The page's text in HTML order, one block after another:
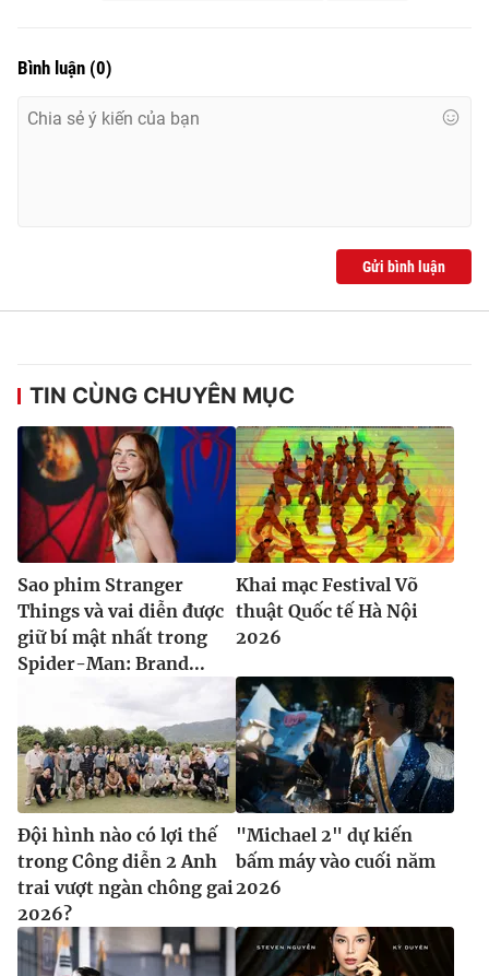
Bình luận (0)
Gửi bình luận
TIN CÙNG CHUYÊN MỤC
Sao phim Stranger
Things và vai diễn được
giữ bí mật nhất trong
Spider-Man: Brand...
Khai mạc Festival Võ
thuật Quốc tế Hà Nội
2026
Đội hình nào có lợi thế
trong Công diễn 2 Anh
trai vượt ngàn chông gai
2026?
"Michael 2" dự kiến
bấm máy vào cuối năm
2026